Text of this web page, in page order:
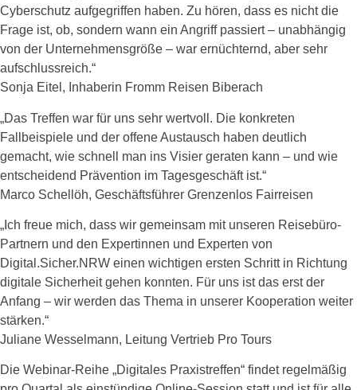
Cyberschutz aufgegriffen haben. Zu hören, dass es nicht die
Frage ist, ob, sondern wann ein Angriff passiert – unabhängig
von der Unternehmensgröße – war ernüchternd, aber sehr
aufschlussreich.“
Sonja Eitel, Inhaberin Fromm Reisen Biberach
„Das Treffen war für uns sehr wertvoll. Die konkreten
Fallbeispiele und der offene Austausch haben deutlich
gemacht, wie schnell man ins Visier geraten kann – und wie
entscheidend Prävention im Tagesgeschäft ist.“
Marco Schellöh, Geschäftsführer Grenzenlos Fairreisen
„Ich freue mich, dass wir gemeinsam mit unseren Reisebüro-
Partnern und den Expertinnen und Experten von
Digital.Sicher.NRW einen wichtigen ersten Schritt in Richtung
digitale Sicherheit gehen konnten. Für uns ist das erst der
Anfang – wir werden das Thema in unserer Kooperation weiter
stärken.“
Juliane Wesselmann, Leitung Vertrieb Pro Tours
Die Webinar-Reihe „Digitales Praxistreffen“ findet regelmäßig